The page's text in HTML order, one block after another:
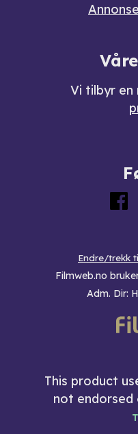
Vi tilbyr en
Endre/trekk
Filmweb.no
Adm. Dir:
This product
not endorsed